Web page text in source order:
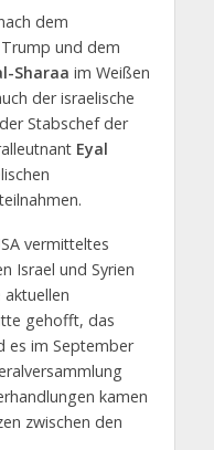
dem
und dem
Sharaa im Weißen
der israelische
Stabschef der
Eyal
vermitteltes
Israel und Syrien
gehofft, das
es im September
kamen
zwischen den